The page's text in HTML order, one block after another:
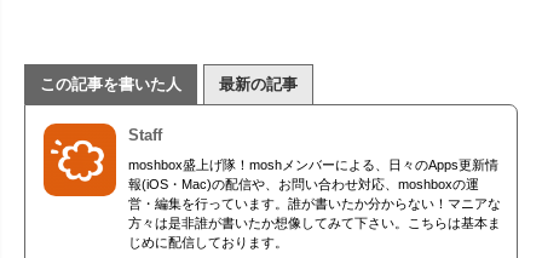
この記事を書いた人 最新の記事
Staff
moshbox盛上げ隊！moshメンバーによる、日々のApps更新情
報(iOS・Mac)の配信や、お問い合わせ対応、moshboxの運
営・編集を行っています。誰が書いたか分からない！マニアな
方々は是非誰が書いたか想像してみて下さい。こちらは基本ま
じめに配信しております。